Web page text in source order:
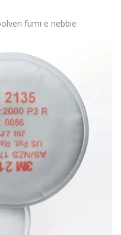
fumi e nebbie